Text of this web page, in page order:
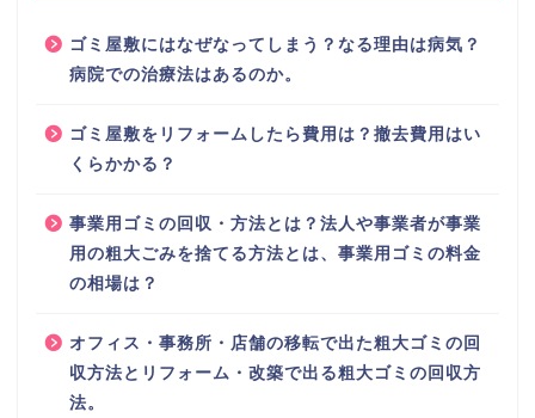
ゴミ屋敷にはなぜなってしまう？なる理由は病気？
病院での治療法はあるのか。
ゴミ屋敷をリフォームしたら費用は？撤去費用はい
くらかかる？
事業用ゴミの回収・方法とは？法人や事業者が事業
用の粗大ごみを捨てる方法とは、事業用ゴミの料金
の相場は？
オフィス・事務所・店舗の移転で出た粗大ゴミの回
収方法とリフォーム・改築で出る粗大ゴミの回収方
法。